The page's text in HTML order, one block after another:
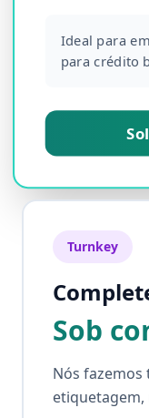
Ideal para
para crédito
Turnkey
Sob
Nós
etiquetagem,